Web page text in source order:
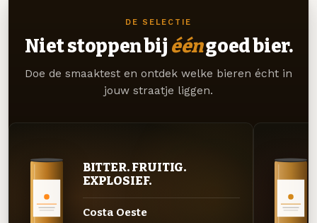
DE SELECTIE
Niet stoppen bij ééngoed bier.
Doe de smaaktest en ontdek welke bieren écht in
jouw straatje liggen.
BITTER. FRUITIG.
EXPLOSIEF.
Costa Oeste